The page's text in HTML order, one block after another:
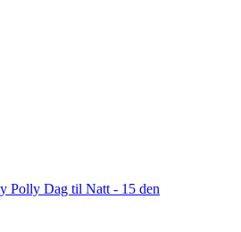
Polly Dag til Natt - 15 den